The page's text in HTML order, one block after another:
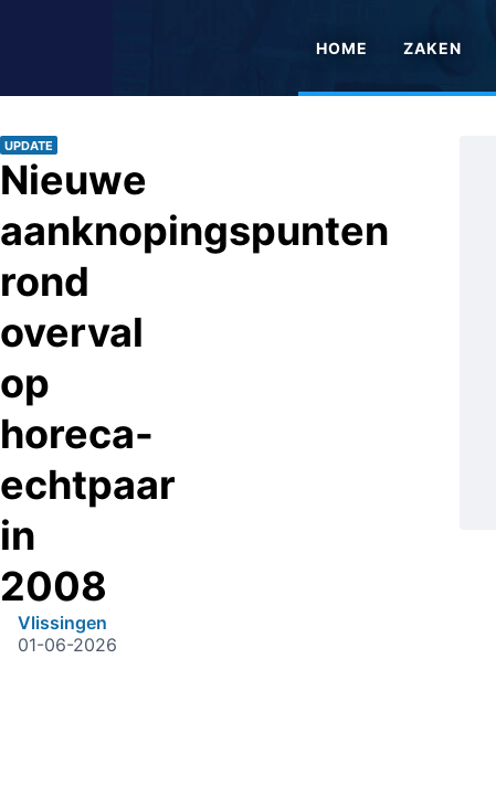
HOME ZAKEN
UPDATE
Nieuwe
aanknopingspunten
rond
overval
op
horeca-
echtpaar
in
2008
Vlissingen
01-06-2026